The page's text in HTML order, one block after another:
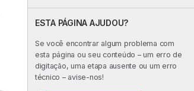
ESTA PÁGINA AJUDOU?
Se você encontrar algum problema com
esta página ou seu conteúdo – um erro de
digitação, uma etapa ausente ou um erro
técnico – avise-nos!